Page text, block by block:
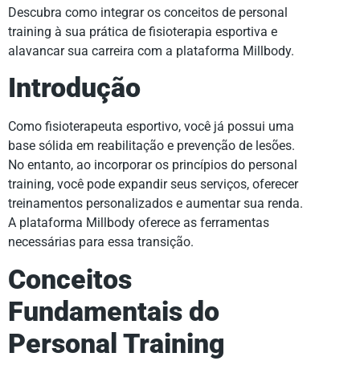
Descubra como integrar os conceitos de personal
training à sua prática de fisioterapia esportiva e
alavancar sua carreira com a plataforma Millbody.
Introdução
Como fisioterapeuta esportivo, você já possui uma
base sólida em reabilitação e prevenção de lesões.
No entanto, ao incorporar os princípios do personal
training, você pode expandir seus serviços, oferecer
treinamentos personalizados e aumentar sua renda.
A plataforma Millbody oferece as ferramentas
necessárias para essa transição.
Conceitos
Fundamentais do
Personal Training